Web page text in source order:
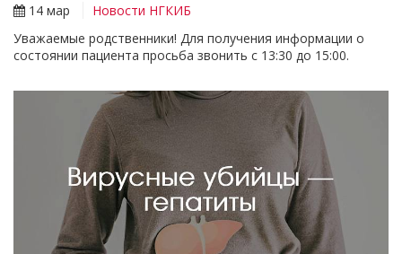
14 мар
Новости НГКИБ
Уважаемые родственники! Для получения информации о
состоянии пациента просьба звонить с 13:30 до 15:00.